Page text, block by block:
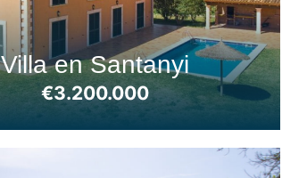
Villa en Santanyi
€3.200.000